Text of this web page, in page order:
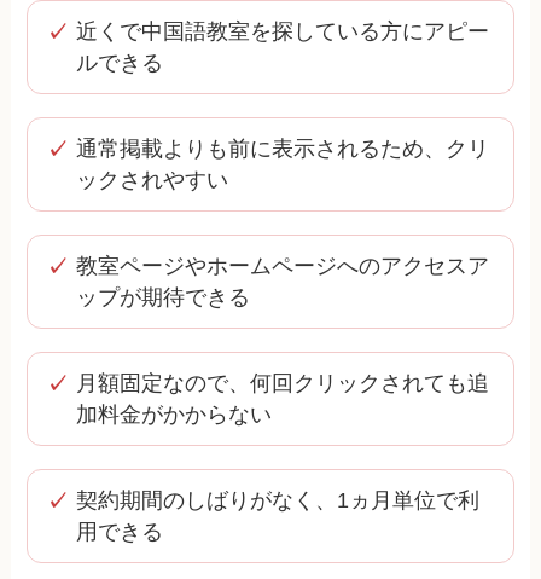
近くで中国語教室を探している方にアピー
ルできる
通常掲載よりも前に表示されるため、クリ
ックされやすい
教室ページやホームページへのアクセスア
ップが期待できる
月額固定なので、何回クリックされても追
加料金がかからない
契約期間のしばりがなく、1ヵ月単位で利
用できる